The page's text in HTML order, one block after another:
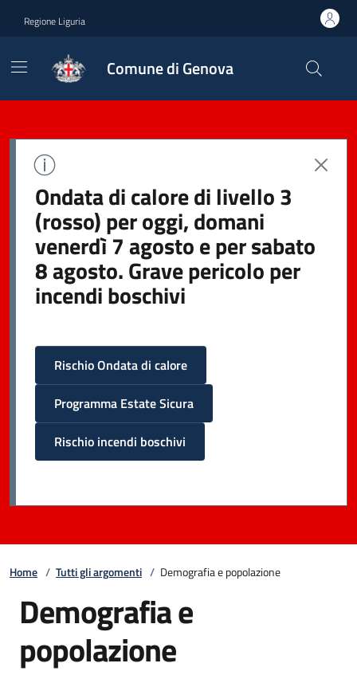
Regione Liguria
Comune di Genova
Ondata di calore di livello 3
(rosso) per oggi, domani
venerdì 7 agosto e per sabato
8 agosto. Grave pericolo per
incendi boschivi
Rischio Ondata di calore
Programma Estate Sicura
Rischio incendi boschivi
Home / Tutti gli argomenti / Demografia e popolazione
Demografia e
popolazione